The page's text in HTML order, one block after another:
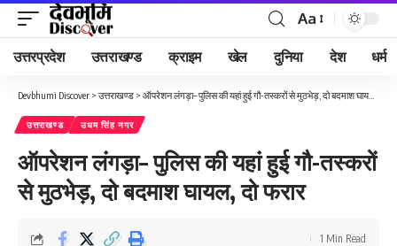
Font
Resizer
Aa
उत्तरप्रदेश उत्तराखण्ड क्राइम खेल दुनिया देश धर्म
Devbhumi Discover > उत्तराखण्ड > ऑपरेशन लंगड़ा– पुलिस की यहां हुई गौ-तस्करों से मुठभेड़, दो बदमाश घायल, दो फरार
उत्तराखण्ड उधम सिंह नगर
ऑपरेशन लंगड़ा– पुलिस की यहां हुई गौ-तस्करों
से मुठभेड़, दो बदमाश घायल, दो फरार
1 Min Read